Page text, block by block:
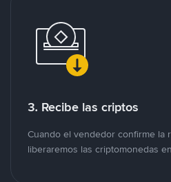
3. Recibe las criptos
Cuando el vendedor confirme la
liberaremos las criptomonedas